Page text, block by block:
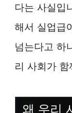
다는 사실입
해서 실업급
넘는다고 하
리 사회가
왜 우리